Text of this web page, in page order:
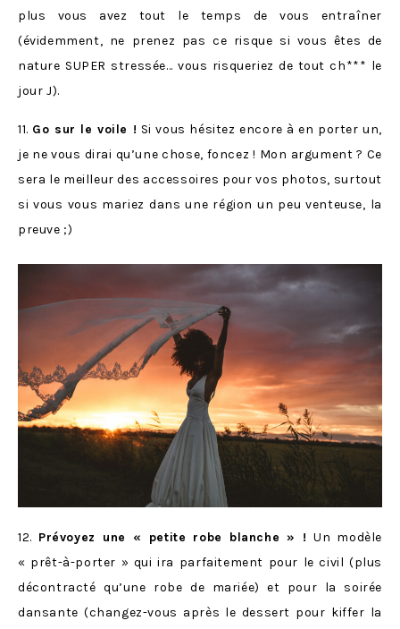
plus vous avez tout le temps de vous entraîner
(évidemment, ne prenez pas ce risque si vous êtes de
nature SUPER stressée… vous risqueriez de tout ch*** le
jour J).
11. Go sur le voile ! Si vous hésitez encore à en porter un,
je ne vous dirai qu’une chose, foncez ! Mon argument ? Ce
sera le meilleur des accessoires pour vos photos, surtout
si vous vous mariez dans une région un peu venteuse, la
preuve ;)
12. Prévoyez une « petite robe blanche » ! Un modèle
« prêt-à-porter » qui ira parfaitement pour le civil (plus
décontracté qu’une robe de mariée) et pour la soirée
dansante (changez-vous après le dessert pour kiffer la